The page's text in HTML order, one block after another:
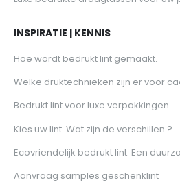
INSPIRATIE | KENNIS
Hoe wordt bedrukt lint gemaakt.
Welke druktechnieken zijn er voor
Bedrukt lint voor luxe verpakkingen.
Kies uw lint. Wat zijn de verschillen ?
Ecovriendelijk bedrukt lint. Een
Aanvraag samples geschenklint